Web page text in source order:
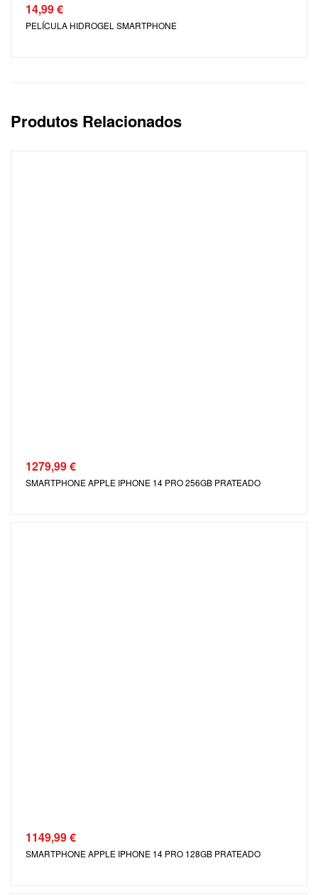
14,99€
PELÍCULA HIDROGEL SMARTPHONE
Produtos Relacionados
1279,99€
SMARTPHONE APPLE IPHONE 14 PRO 256GB PRATEADO
1149,99€
SMARTPHONE APPLE IPHONE 14 PRO 128GB PRATEADO